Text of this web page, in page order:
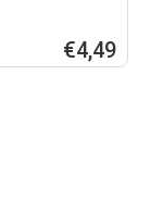
€4,49